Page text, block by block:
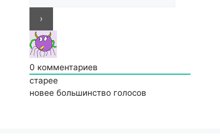
0 комментариев
старее
новее большинство голосов